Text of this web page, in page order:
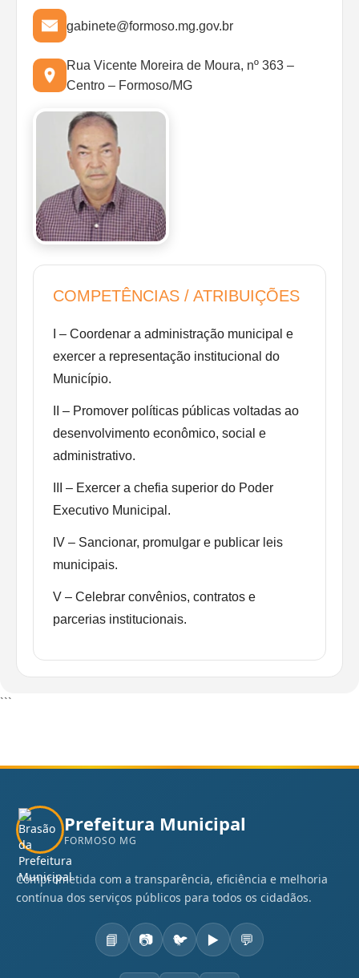
gabinete@formoso.mg.gov.br
Rua Vicente Moreira de Moura, nº 363 –
Centro – Formoso/MG
COMPETÊNCIAS / ATRIBUIÇÕES
I – Coordenar a administração municipal e
exercer a representação institucional do
Município.
II – Promover políticas públicas voltadas ao
desenvolvimento econômico, social e
administrativo.
III – Exercer a chefia superior do Poder
Executivo Municipal.
IV – Sancionar, promulgar e publicar leis
municipais.
V – Celebrar convênios, contratos e
parcerias institucionais.
```
Prefeitura Municipal
FORMOSO MG
Comprometida com a transparência, eficiência e melhoria
contínua dos serviços públicos para todos os cidadãos.
📘 📷 🐦 ▶️ 💬